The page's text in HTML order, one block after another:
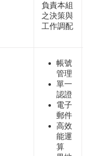
負責本組
之決策與
工作調配
帳號
管理
單一
認證
電子
郵件
高效
能運
算